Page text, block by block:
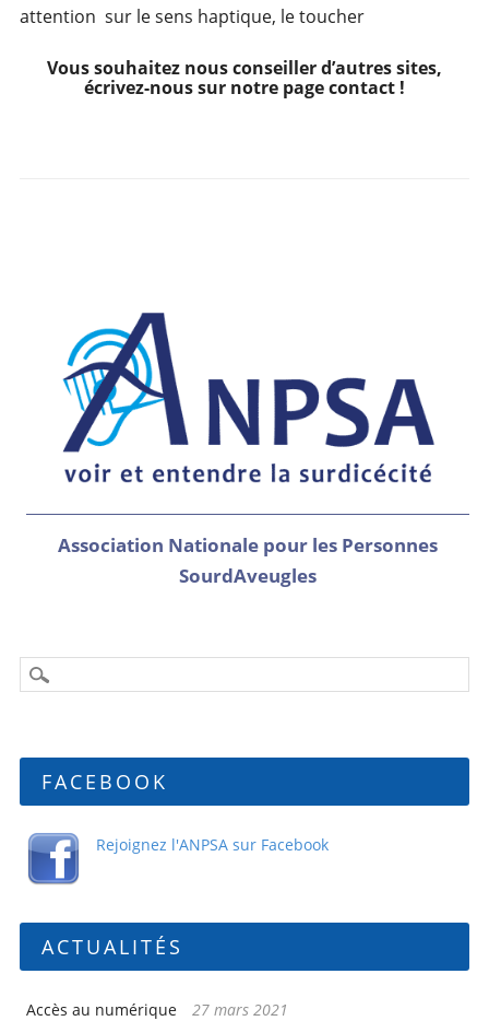
attention sur le sens haptique, le toucher
Vous souhaitez nous conseiller d’autres sites,
écrivez-nous sur notre page contact !
Association Nationale pour les Personnes
SourdAveugles
FACEBOOK
Rejoignez l'ANPSA sur Facebook
ACTUALITÉS
Accès au numérique 27 mars 2021